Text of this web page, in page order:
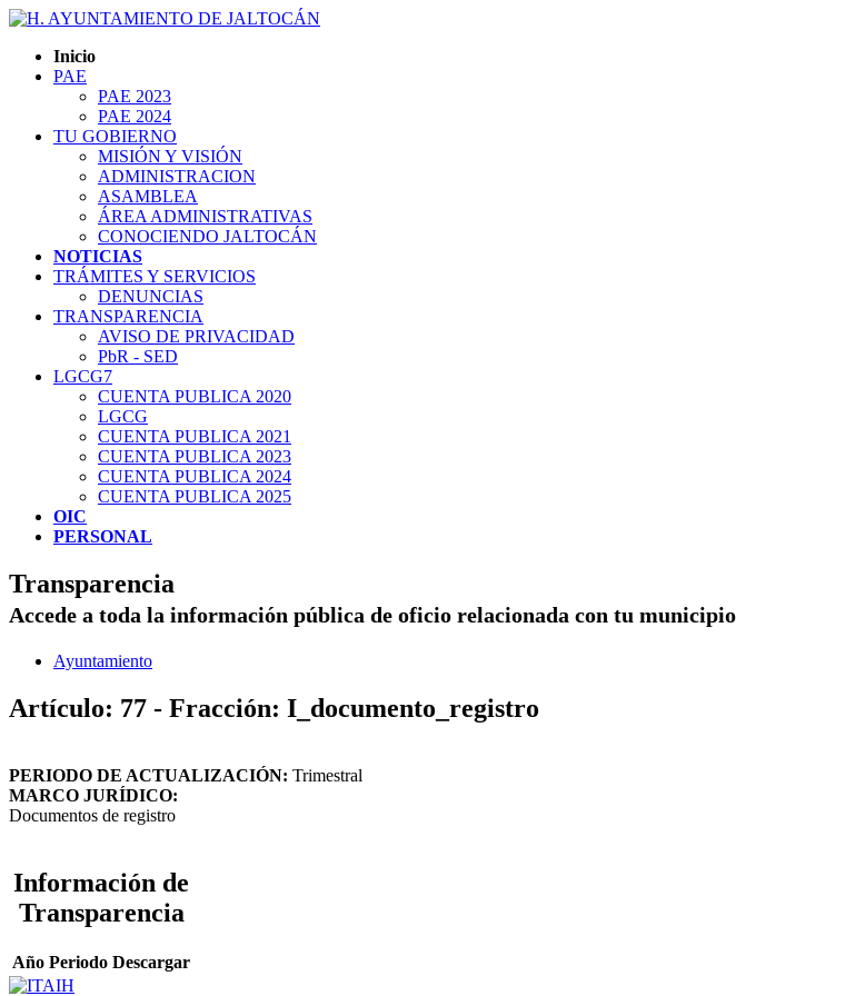
Inicio
PAE
PAE 2023
PAE 2024
TU GOBIERNO
MISIÓN Y VISIÓN
ADMINISTRACION
ASAMBLEA
ÁREA ADMINISTRATIVAS
CONOCIENDO JALTOCÁN
NOTICIAS
TRÁMITES Y SERVICIOS
DENUNCIAS
TRANSPARENCIA
AVISO DE PRIVACIDAD
PbR - SED
LGCG7
CUENTA PUBLICA 2020
LGCG
CUENTA PUBLICA 2021
CUENTA PUBLICA 2023
CUENTA PUBLICA 2024
CUENTA PUBLICA 2025
OIC
PERSONAL
Transparencia
Accede a toda la información pública de oficio relacionada con tu municipio
Ayuntamiento
Artículo: 77 - Fracción: I_documento_registro
PERIODO DE ACTUALIZACIÓN: Trimestral
MARCO JURÍDICO:
Documentos de registro
Información de
Transparencia
Año Periodo Descargar